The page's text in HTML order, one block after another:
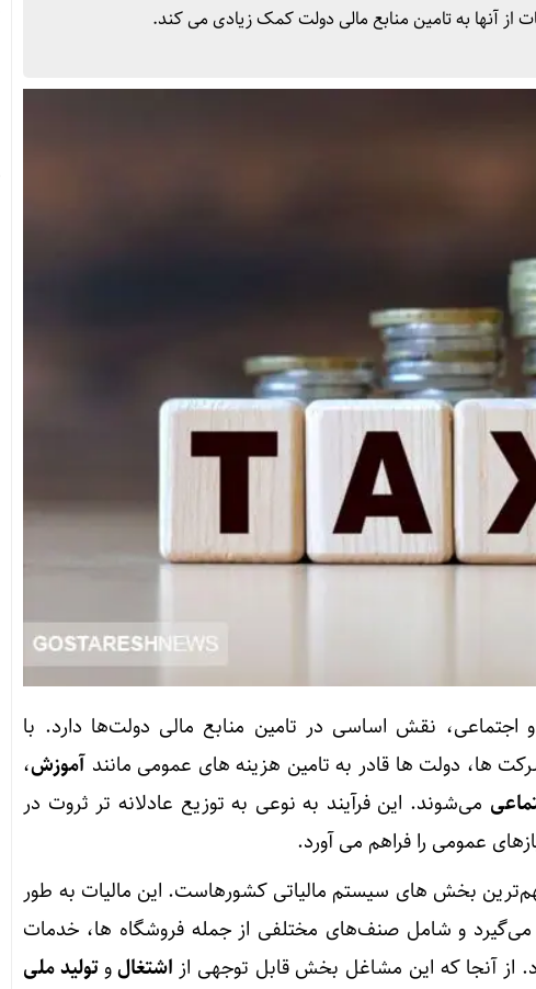
از آنها به تامین منابع مالی دولت کمک زیادی می‌ کند.
اجتماعی، نقش اساسی در تامین منابع مالی دولت‌ها دارد. با
ها، دولت‌ ها قادر به تامین هزینه‌ های عمومی مانند آموزش،
می‌شوند. این فرآیند به نوعی به توزیع عادلانه‌ تر ثروت در
عمومی را فراهم می‌ آورد.
بخش‌ های سیستم مالیاتی کشورهاست. این مالیات به طور
و شامل صنف‌های مختلفی از جمله فروشگاه‌ ها، خدمات
از آنجا که این مشاغل بخش قابل توجهی از اشتغالوتولید ملی